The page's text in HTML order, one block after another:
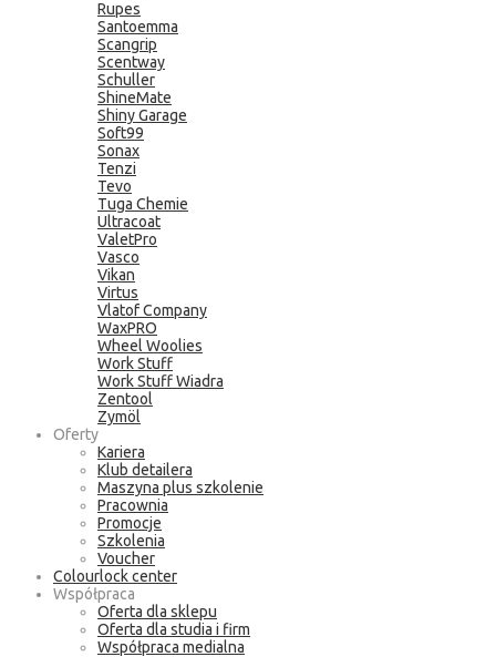
Rupes
Santoemma
Scangrip
Scentway
Schuller
ShineMate
Shiny Garage
Soft99
Sonax
Tenzi
Tevo
Tuga Chemie
Ultracoat
ValetPro
Vasco
Vikan
Virtus
Vlatof Company
WaxPRO
Wheel Woolies
Work Stuff
Work Stuff Wiadra
Zentool
Zymöl
Oferty
Kariera
Klub detailera
Maszyna plus szkolenie
Pracownia
Promocje
Szkolenia
Voucher
Colourlock center
Współpraca
Oferta dla sklepu
Oferta dla studia i firm
Współpraca medialna